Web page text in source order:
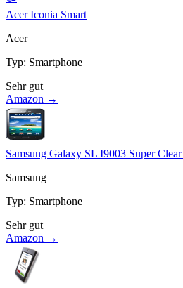
Acer Iconia Smart
Acer
Typ: Smartphone
Sehr gut
Amazon →
Samsung Galaxy SL I9003 Super
Samsung
Typ: Smartphone
Sehr gut
Amazon →